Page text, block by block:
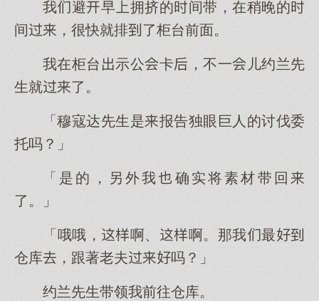
我避早拥挤的间带，在稍晚的
间，很快就排了柜台前面。
我在柜台示公卡，不一儿约兰先
生就了。
「穆寇达先生是报告独眼巨人的讨伐委
托吗？」
「是的，另外我确实将素材带回
了。」
「哦哦，啊、啊。那我最
仓库，跟著老夫吗？」
约兰先生带领我前往仓库。